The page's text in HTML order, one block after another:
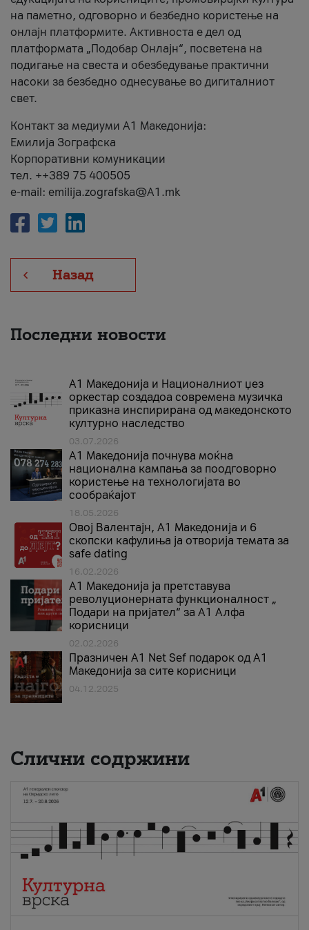
на паметно, одговорно и безбедно користење на
онлајн платформите. Активноста е дел од
платформата „Подобар Онлајн“, посветена на
подигање на свеста и обезбедување практични
насоки за безбедно однесување во дигиталниот
свет.
Контакт за медиуми А1 Македонија:
Емилија Зографска
Корпоративни комуникации
тел. ++389 75 400505
e-mail: emilija.zografska@A1.mk
Назад
Последни новости
А1 Македонија и Националниот џез
оркестар создадоа современа музичка
приказна инспирирана од македонското
културно наследство
03.07.2026
A1 Македонија почнува моќна
национална кампања за поодговорно
користење на технологијата во
сообраќајот
18.05.2026
Овој Валентајн, A1 Македонија и 6
скопски кафулиња ја отворија темата за
safe dating
16.02.2026
А1 Македонија ја претставува
револуционерната функционалност „
Подари на пријател“ за А1 Алфа
корисници
02.02.2026
Празничен A1 Net Sеf подарок од А1
Македонија за сите корисници
04.12.2025
Слични содржини